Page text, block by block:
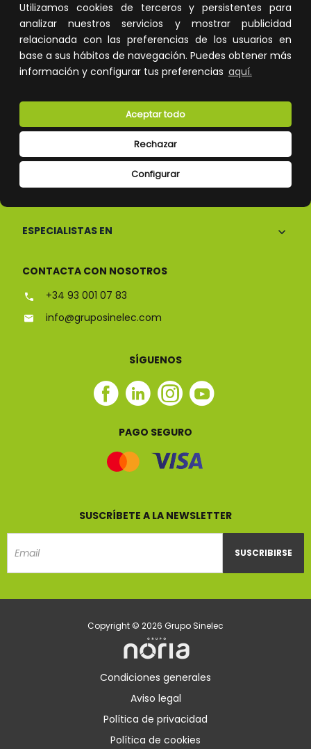
Utilizamos cookies de terceros y persistentes para
analizar nuestros servicios y mostrar publicidad
relacionada con las preferencias de los usuarios en
base a sus hábitos de navegación. Puedes obtener más
información y configurar tus preferencias aquí.
Configurar
Rechazar
Aceptar todo
Atención al cliente
CONÓCENOS
ESPECIALISTAS EN
CONTACTA CON NOSOTROS
+34 93 001 07 83
info@gruposinelec.com
SÍGUENOS
Facebook
Linkedin
Instagram
Youtube
PAGO SEGURO
SUSCRÍBETE A LA NEWSLETTER
SUSCRIBIRSE
Copyright © 2026 Grupo Sinelec
Condiciones generales
Aviso legal
Política de privacidad
Política de cookies